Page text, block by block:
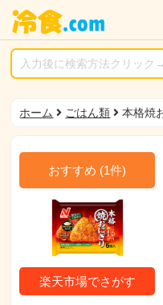
ホーム ごはん類 本格焼
おすすめ (1件)
楽天市場でさがす